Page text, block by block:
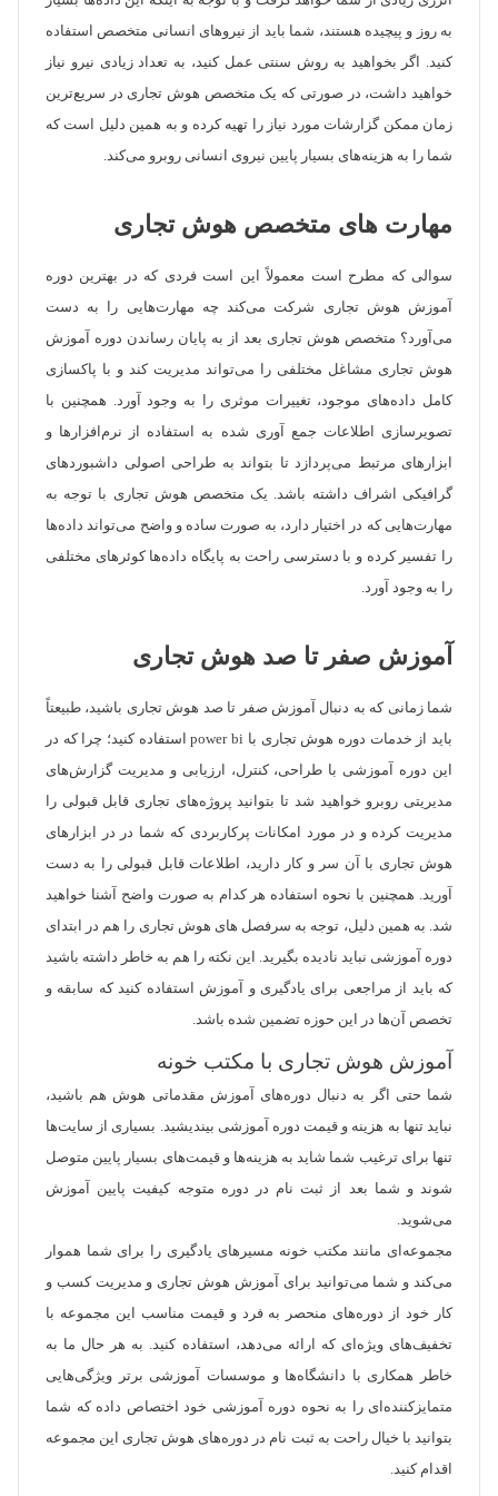
به روز و پیچیده هستند، شما باید از نیروهای انسانی متخصص استفاده
کنید. اگر بخواهید به روش سنتی عمل کنید، به تعداد زیادی نیرو نیاز
خواهید داشت، در صورتی که یک متخصص هوش تجاری در سریع‌ترین
زمان ممکن گزارشات مورد نیاز را تهیه کرده و به همین دلیل است که
شما را به هزینه‌های بسیار پایین نیروی انسانی روبرو می‌کند.
مهارت های متخصص هوش تجاری
سوالی که مطرح است معمولاً این است فردی که در بهترین دوره
آموزش هوش تجاری شرکت می‌کند چه مهارت‌هایی را به دست
می‌آورد؟ متخصص هوش تجاری بعد از به پایان رساندن دوره آموزش
هوش تجاری مشاغل مختلفی را می‌تواند مدیریت کند و با پاکسازی
کامل داده‌های موجود، تغییرات موثری را به وجود آورد. همچنین با
تصویرسازی اطلاعات جمع آوری شده به استفاده از نرم‌افزارها و
ابزارهای مرتبط می‌پردازد تا بتواند به طراحی اصولی داشبوردهای
گرافیکی اشراف داشته باشد. یک متخصص هوش تجاری با توجه به
مهارت‌هایی که در اختیار دارد، به صورت ساده و واضح می‌تواند داده‌ها
را تفسیر کرده و با دسترسی راحت به پایگاه داده‌ها کوئرهای مختلفی
را به وجود آورد.
آموزش صفر تا صد هوش تجاری
شما زمانی که به دنبال آموزش صفر تا صد هوش تجاری باشید، طبیعتاً
باید از خدمات دوره هوش تجاری با power bi استفاده کنید؛ چرا که در
این دوره آموزشی با طراحی، کنترل، ارزیابی و مدیریت گزارش‌های
مدیریتی روبرو خواهید شد تا بتوانید پروژه‌های تجاری قابل قبولی را
مدیریت کرده و در مورد امکانات پرکاربردی که شما در در ابزارهای
هوش تجاری با آن سر و کار دارید، اطلاعات قابل قبولی را به دست
آورید. همچنین با نحوه استفاده هر کدام به صورت واضح آشنا خواهید
شد. به همین دلیل، توجه به سرفصل های هوش تجاری را هم در ابتدای
دوره آموزشی نباید نادیده بگیرید. این نکته را هم به خاطر داشته باشید
که باید از مراجعی برای یادگیری و آموزش استفاده کنید که سابقه و
تخصص آن‌ها در این حوزه تضمین شده باشد.
آموزش هوش تجاری با مکتب خونه
شما حتی اگر به دنبال دوره‌های آموزش مقدماتی هوش هم باشید،
نباید تنها به هزینه و قیمت دوره آموزشی بیندیشید. بسیاری از سایت‌ها
تنها برای ترغیب شما شاید به هزینه‌ها و قیمت‌های بسیار پایین متوصل
شوند و شما بعد از ثبت نام در دوره متوجه کیفیت پایین آموزش
می‌شوید.
مجموعه‌ای مانند مکتب خونه مسیرهای یادگیری را برای شما هموار
می‌کند و شما می‌توانید برای آموزش هوش تجاری و مدیریت کسب و
کار خود از دوره‌های منحصر به فرد و قیمت مناسب این مجموعه با
تخفیف‌های ویژه‌ای که ارائه می‌دهد، استفاده کنید. به هر حال ما به
خاطر همکاری با دانشگاه‌ها و موسسات آموزشی برتر ویژگی‌هایی
متمایزکننده‌ای را به نحوه دوره آموزشی خود اختصاص داده که شما
بتوانید با خیال راحت به ثبت نام در دوره‌های هوش تجاری این مجموعه
اقدام کنید.